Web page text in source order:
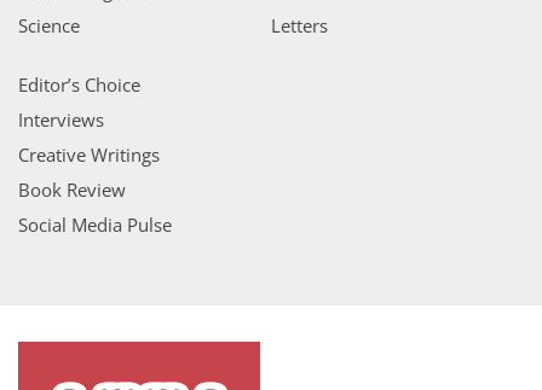
Science
Letters
Editor’s Choice
Interviews
Creative Writings
Book Review
Social Media Pulse